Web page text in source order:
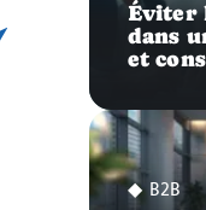
Éviter
dans
et
B2B